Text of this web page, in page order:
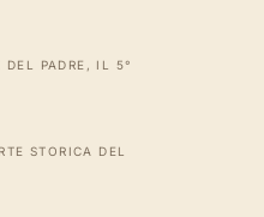
DEL PADRE, IL 5°
STORICA DEL